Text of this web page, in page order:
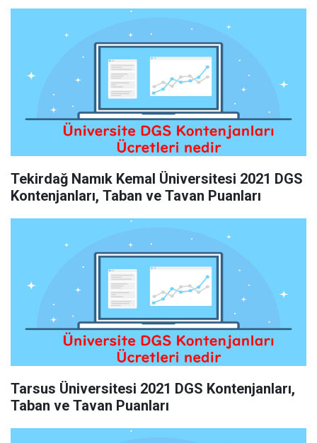
Tekirdağ Namık Kemal Üniversitesi 2021 DGS
Kontenjanları, Taban ve Tavan Puanları
Tarsus Üniversitesi 2021 DGS Kontenjanları,
Taban ve Tavan Puanları